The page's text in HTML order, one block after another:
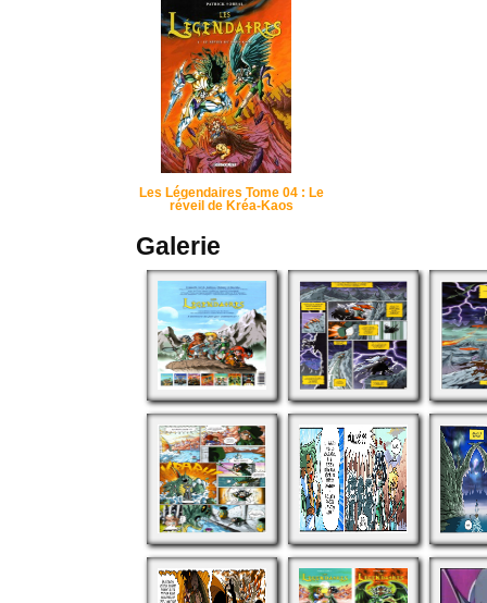
Les Légendaires Tome 04 : Le
réveil de Kréa-Kaos
Galerie